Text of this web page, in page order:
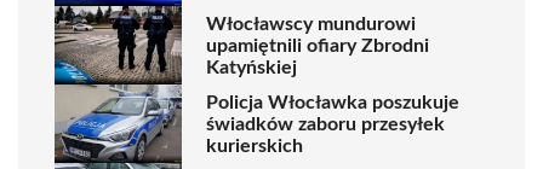
Włocławscy mundurowi
upamiętnili ofiary Zbrodni
Katyńskiej
Policja Włocławka poszukuje
świadków zaboru przesyłek
kurierskich